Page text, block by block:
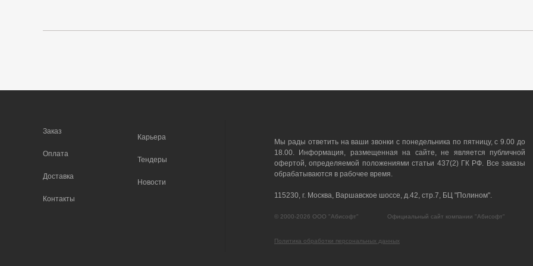
Заказ
Оплата
Доставка
Контакты
Карьера
Тендеры
Новости
Мы рады ответить на ваши звонки с понедельника по пятницу, с 9.00 до
18.00. Информация, размещенная на сайте, не является публичной
офертой, определяемой положениями статьи 437(2) ГК РФ. Все заказы
обрабатываются в рабочее время.
115230, г. Москва, Варшавское шоссе, д.42, стр.7, БЦ "Полином".
© 2000-2026 ООО "Абисофт" Официальный сайт компании "Абисофт"
Политика обработки персональных данных